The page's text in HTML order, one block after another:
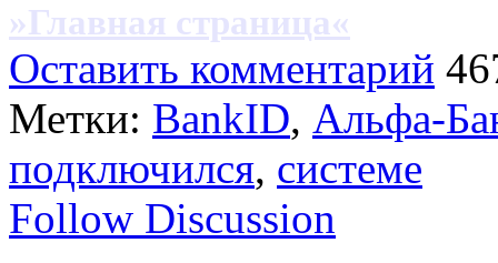
»Главная страница«
Оставить комментарий
Метки: BankID, Альфа-
подключился, системе
Follow Discussion